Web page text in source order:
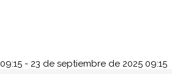
09:15 - 23 de septiembre de 2025 09:15